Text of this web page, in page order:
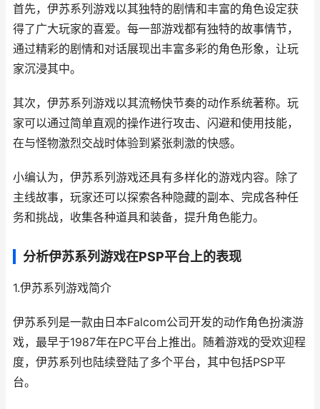
首先，伊苏系列游戏以其独特的剧情和丰富的角色设定获
得了广大玩家的喜爱。每一部游戏都有独特的故事情节，
通过精彩的剧情和对话展现出丰富多彩的角色形象，让玩
家沉浸其中。
其次，伊苏系列游戏以其流畅快节奏的动作系统著称。玩
家可以通过简单直观的操作进行攻击、闪避和使用技能，
在与怪物激烈交战时体验到紧张刺激的快感。
小编认为，伊苏系列游戏还具有多样化的游戏内容。除了
主线故事，玩家还可以探索各种隐藏的副本、完成各种任
务和挑战，收集各种道具和装备，提升角色能力。
分析伊苏系列游戏在PSP平台上的表现
1.伊苏系列游戏简介
伊苏系列是一款由日本Falcom公司开发的动作角色扮演游
戏，最早于1987年在PC平台上推出。随着游戏的受欢迎程
度，伊苏系列也陆续登陆了多个平台，其中包括PSP平
台。